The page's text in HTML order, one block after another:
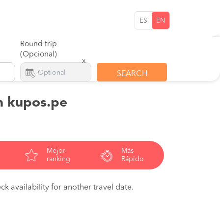
ES EN
Round trip
(Opcional)
x
SEARCH
kupos.pe
Mejor
ranking
Más
Rápido
availability for another travel date.